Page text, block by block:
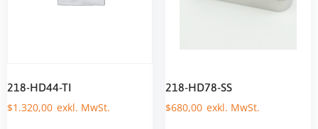
218-HD44-TI
$1.320,00
218-HD78-SS
$680,00